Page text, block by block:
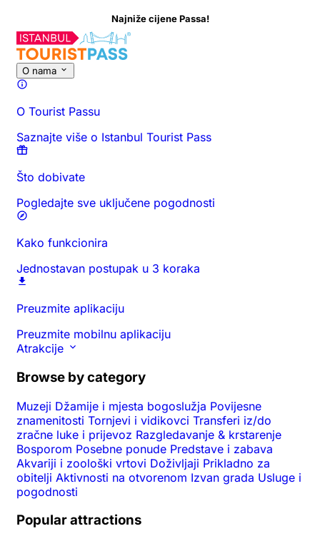
O nama
O Tourist Passu
Saznajte više o Istanbul Tourist Pass
Što dobivate
Pogledajte sve uključene pogodnosti
Kako funkcionira
Jednostavan postupak u 3 koraka
Preuzmite aplikaciju
Preuzmite mobilnu aplikaciju
Atrakcije
Browse by category
Muzeji Džamije i mjesta bogoslužja Povijesne
znamenitosti Tornjevi i vidikovci Transferi iz/do
zračne luke i prijevoz Razgledavanje & krstarenje
Bosporom Posebne ponude Predstave i zabava
Akvariji i zoološki vrtovi Doživljaji Prikladno za
obitelji Aktivnosti na otvorenom Izvan grada Usluge i
pogodnosti
Popular attractions